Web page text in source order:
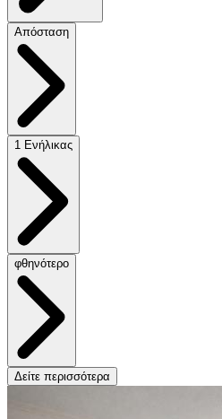
Απόσταση
1 Ενήλικας
φθηνότερο
Δείτε περισσότερα